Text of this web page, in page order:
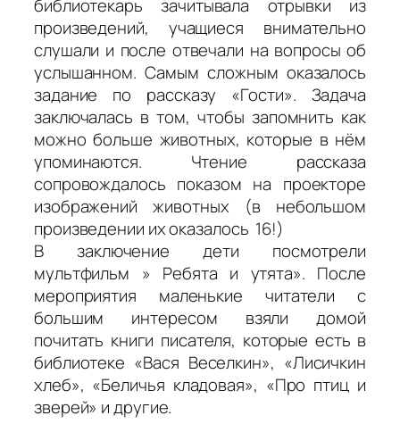
библиотекарь зачитывала отрывки из
произведений, учащиеся внимательно
слушали и после отвечали на вопросы об
услышанном. Самым сложным оказалось
задание по рассказу «Гости». Задача
заключалась в том, чтобы запомнить как
можно больше животных, которые в нём
упоминаются. Чтение рассказа
сопровождалось показом на проекторе
изображений животных (в небольшом
произведении их оказалось 16!)
В заключение дети посмотрели
мультфильм » Ребята и утята». После
мероприятия маленькие читатели с
большим интересом взяли домой
почитать книги писателя, которые есть в
библиотеке «Вася Веселкин», «Лисичкин
хлеб», «Беличья кладовая», «Про птиц и
зверей» и другие.